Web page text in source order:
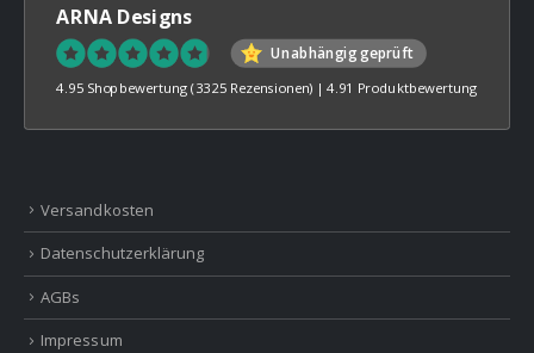
ARNA Designs
Unabhängig geprüft
4.95 Shopbewertung (3325 Rezensionen) |4.91 Produktbewertung
Versandkosten
Datenschutzerklärung
AGBs
Impressum